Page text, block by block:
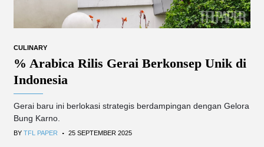
CULINARY
% Arabica Rilis Gerai Berkonsep Unik di
Indonesia
Gerai baru ini berlokasi strategis berdampingan dengan Gelora
Bung Karno.
BY TFL PAPER . 25 SEPTEMBER 2025